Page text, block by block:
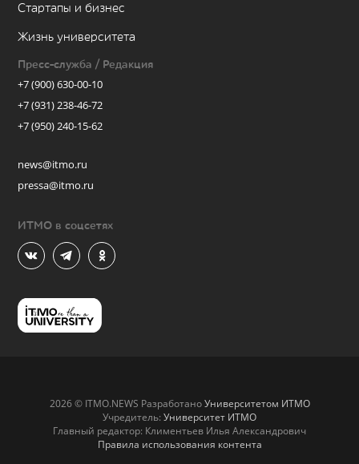
Стартапы и бизнес
Жизнь университета
Пресс-служба / Редакция
+7 (900) 630-00-10
+7 (931) 238-46-72
+7 (950) 240-15-62
news@itmo.ru
pressa@itmo.ru
ИТМО в соцсетях
2026 © ITMO.NEWS РазработаноУниверситетом ИТМО
Учредитель: Университет ИТМО
Главный редактор: Климентьев Илья Александрович
Правила использования контента